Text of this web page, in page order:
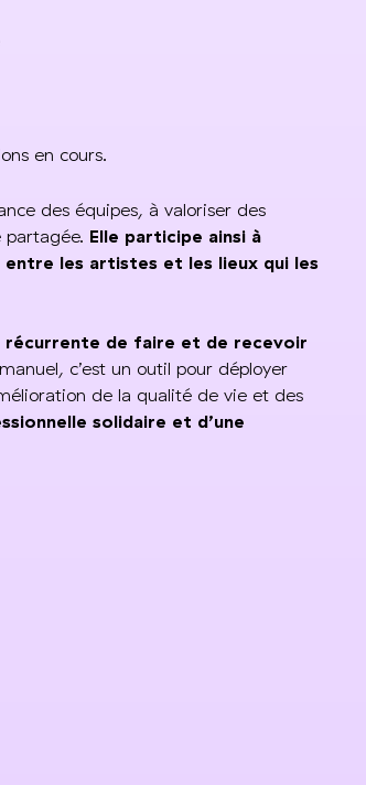
en cours.
des équipes, à valoriser des
partagée. Elle participe ainsi à
les artistes et les lieux qui les
de faire et de recevoir
c’est un outil pour déployer
de la qualité de vie et des
solidaire et d’une